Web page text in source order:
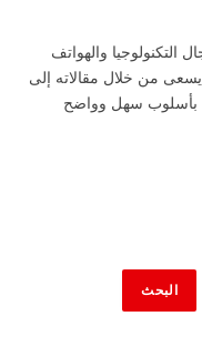
والهواتف
يسعى من خلال مقالاته إلى
بأسلوب سهل وواضح
البحث